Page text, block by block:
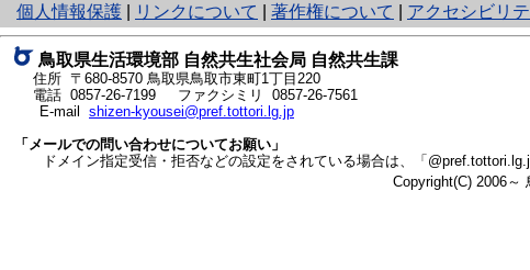
個人情報保護
と
り
ネ
ッ
ト
へ
の
リンクについて 著作権について アクセシビリ
鳥取県生活環境部 自然共生社会局 自然共生課
住所 〒680-8570 鳥取県鳥取市東町1丁目220
電話 0857-26-7199
ファクシミリ 0857-26-7561
E-mail shizen-kyousei@pref.tottori.lg.jp
「メールでの問い合わせについてお願い」
ドメイン指定受信・拒否などの設定をされている場合は、「@pref.tottori.lg.jp
Copyright(C) 2006